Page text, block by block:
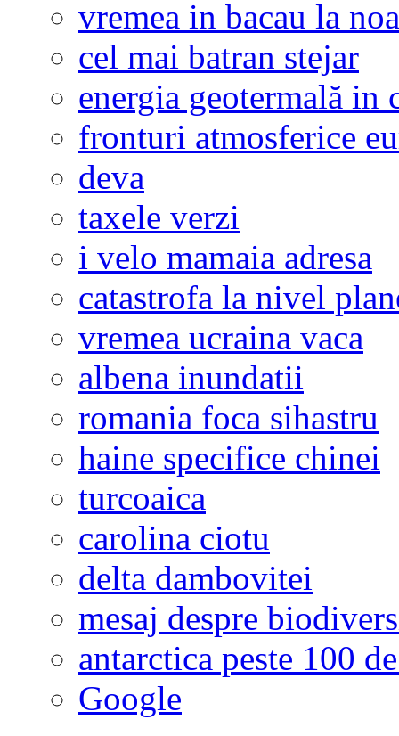
vremea in bacau la
cel mai batran stejar
energia geotermală in
fronturi atmosferice
deva
taxele verzi
i velo mamaia adresa
catastrofa la nivel
vremea ucraina vaca
albena inundatii
romania foca sihastru
haine specifice chinei
turcoaica
carolina ciotu
delta dambovitei
mesaj despre
antarctica peste 100
Google